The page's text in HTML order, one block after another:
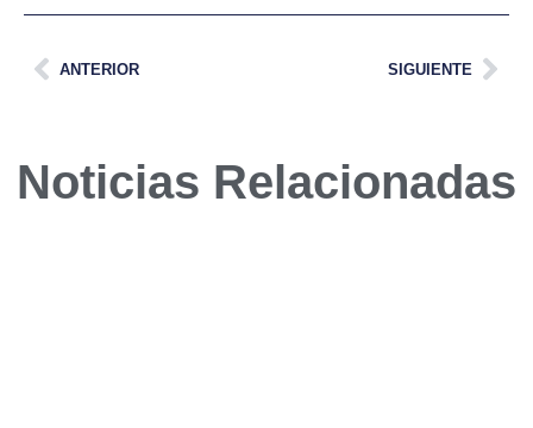
ANTERIOR SIGUIENTE
Noticias Relacionadas